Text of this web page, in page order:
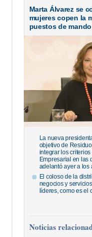
Marta Álvarez se
mujeres copen la
puestos de
La nueva
objetivo de
integrar los
Empresarial en las
adelantó ayer a los
El coloso de la
negocios y
líderes, como es el
Noticias